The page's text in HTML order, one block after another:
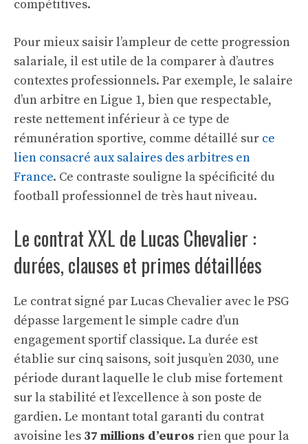
compétitives.
Pour mieux saisir l’ampleur de cette progression
salariale, il est utile de la comparer à d’autres
contextes professionnels. Par exemple, le salaire
d’un arbitre en Ligue 1, bien que respectable,
reste nettement inférieur à ce type de
rémunération sportive, comme détaillé sur ce
lien consacré aux salaires des arbitres en
France. Ce contraste souligne la spécificité du
football professionnel de très haut niveau.
Le contrat XXL de Lucas Chevalier :
durées, clauses et primes détaillées
Le contrat signé par Lucas Chevalier avec le PSG
dépasse largement le simple cadre d’un
engagement sportif classique. La durée est
établie sur cinq saisons, soit jusqu’en 2030, une
période durant laquelle le club mise fortement
sur la stabilité et l’excellence à son poste de
gardien. Le montant total garanti du contrat
avoisine les 37 millions d’euros rien que pour la